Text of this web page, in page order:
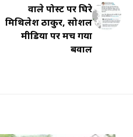
वाले पोस्ट पर घिरे
मिथिलेश ठाकुर, सोशल
मीडिया पर मच गया
बवाल